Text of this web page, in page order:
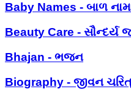
Baby Names - બાળ
Beauty Care - સૌન્દર્ય
Bhajan - ભજન
Biography - જીવન